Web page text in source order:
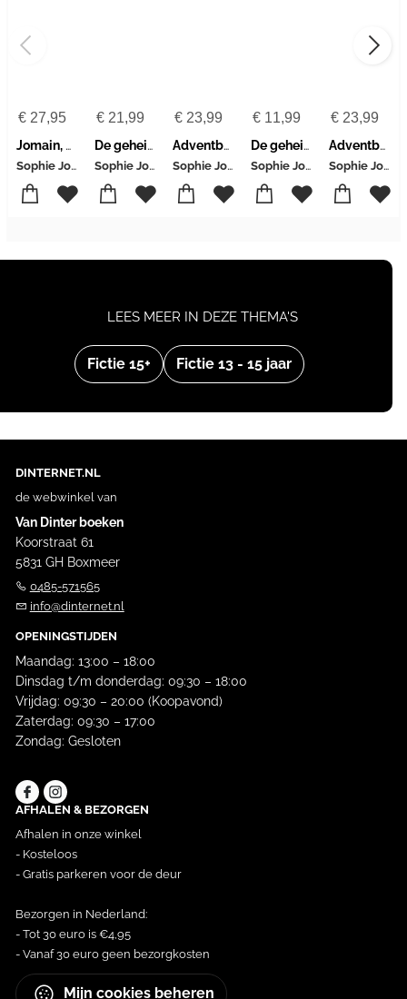
€27,95
Jomain, S: Heart for Christmas
Sophie Jomain
€21,99
De geheimen van Little Balmoral
Sophie Jomain
€ 23,99
Adventboek - A Heart for Christmas
Sophie Jomain
€ 11,99
De geheimen van Little Balmoral
Sophie Jomain
€ 23,99
Adventboek - Secret Santa
Sophie Jomain
Fictie 15+ Fictie 13 - 15 jaar
LEES MEER IN DEZE THEMA'S
DINTERNET.NL
de webwinkel van
Van Dinter boeken
Koorstraat 61
5831 GH Boxmeer
0485-571565
info@dinternet.nl
OPENINGSTIJDEN
Maandag: 13:00 – 18:00
Dinsdag t/m donderdag: 09:30 – 18:00
Vrijdag: 09:30 – 20:00 (Koopavond)
Zaterdag: 09:30 – 17:00
Zondag: Gesloten
AFHALEN & BEZORGEN
Afhalen in onze winkel
- Kosteloos
- Gratis parkeren voor de deur
Bezorgen in Nederland:
- Tot 30 euro is €4,95
- Vanaf 30 euro geen bezorgkosten
Mijn cookies beheren